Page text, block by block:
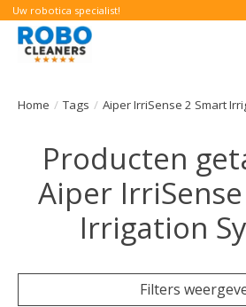
Uw robotica specialist!
Home / Tags / Aiper IrriSense 2 Smart
Producten
Aiper
Irrigation
Filters